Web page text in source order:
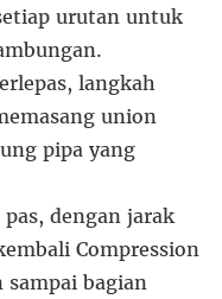
urutan untuk
langkah
union
pipa yang
dengan jarak
Compression
sampai bagian